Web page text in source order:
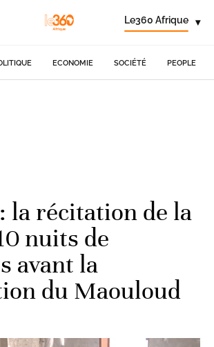
Le360 Afrique ▾
ECONOMIE SOCIÉTÉ PEOPLE
la récitation de la
nuits de
avant la
du Maouloud